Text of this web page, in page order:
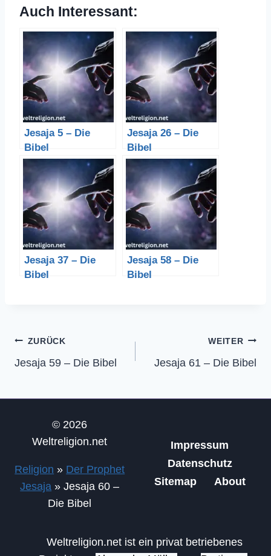
Auch Interessant:
Jesaja 5 – Die
Bibel
Jesaja 26 – Die
Bibel
Jesaja 37 – Die
Bibel
Jesaja 58 – Die
Bibel
Beitragsnavigation
ZURÜCK
Jesaja 59 – Die Bibel
WEITER
Jesaja 61 – Die Bibel
© 2026
Weltreligion.net
Religion » Der Prophet
Jesaja »Jesaja 60 –
Die Bibel
Impressum
Datenschutz
Sitemap
About
Weltreligion.net ist ein privat betriebenes